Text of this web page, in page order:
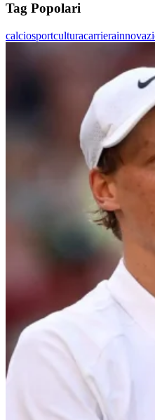
Tag Popolari
calciosportculturacarriera